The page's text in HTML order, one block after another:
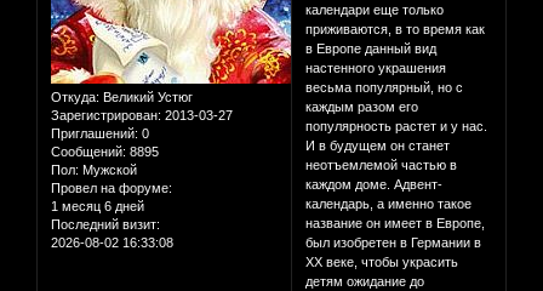
Откуда: Великий Устюг
Зарегистрирован: 2013-03-27
Приглашений: 0
Сообщений: 8895
Пол: Мужской
Провел на форуме:
1 месяц 6 дней
Последний визит:
2026-08-02 16:33:08
календари еще только
приживаются, в то время как
в Европе данный вид
настенного украшения
весьма популярный, но с
каждым разом его
популярность растет и у нас.
И в будущем он станет
неотъемлемой частью в
каждом доме. Адвент-
календарь, а именно такое
название он имеет в Европе,
был изобретен в Германии в
ХХ веке, чтобы украсить
детям ожидание до